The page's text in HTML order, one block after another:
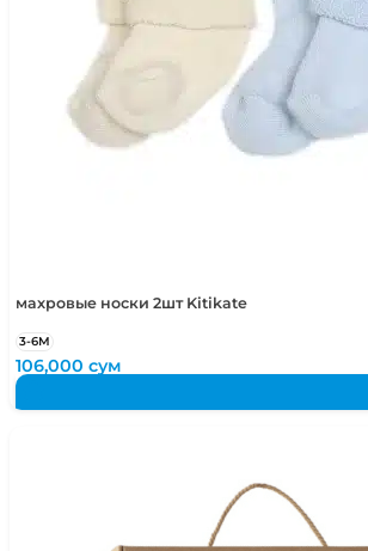
махровые носки 2шт Kitikate
3-6М
106,000сум